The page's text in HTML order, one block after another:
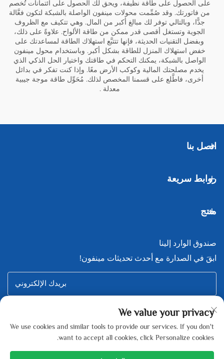
على الحصول على طاقة نظيفة، ويحق لك الحصول على ائتمانات تُخصم
من فاتورتك. وقد صُمِّمت محولات مينفون الواصلة بالشبكة لتكون فعَّالة
جدًّا، وبالتالي توفر لك مبالغ أكبر من المال. وهي تتكيف مع الظروف
الجوية وتستغل أقصى قدر ممكن من طاقة الألواح. علاوةً على ذلك،
وبفضل التقنيات الحديثة، فإنها تتتبَّع استهلاك الطاقة لمساعدتك على
خفض استهلاك المنزل للطاقة بشكل أكبر. وباستخدام محول مينفون
الواصل بالشبكة، يمكنك التحكم في طاقتك واختيار الحل الذكي الذي
يخدم مصلحتك المالية وكوكب الأرض معًا. وإذا كنت تفكر في بدائل
أخرى، فاطَّلع على قسمنا المخصص لذلك. مُحَوِّل طاقة موجة جيبية
معدلة.
اتصل بنا
روابط سريعة
منتج
صندوق الوارد إلينا
ابقَ في الصدارة مع أحدث تحديثات مينفون!
بريدك الإلكتروني
Subscribe
We value your privacy
We use cookies and similar tools to provide our services. If you don't
want to accept all cookies, click Personalize cookies.